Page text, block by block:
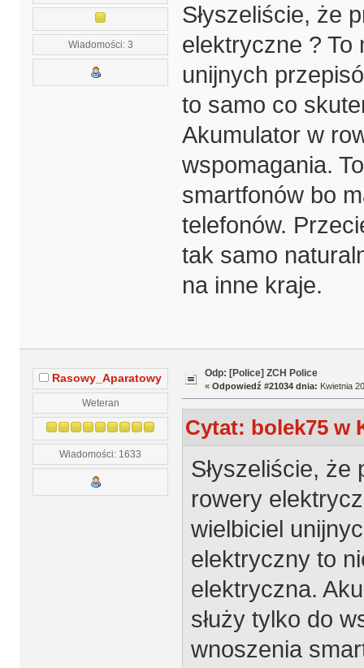
Wiadomości: 3
Słyszeliście, że
elektryczne ? To
unijnych
to samo co
Akumulator w
wspomagania.
smartfonów bo
telefonów.
tak samo
na inne kraje.
Rasowy_Aparatowy
Weteran
Wiadomości: 1633
Odp: [Police] ZCH Police
« Odpowiedź #21034 dnia: Kwietnia
Cytat: bolek75 w
Słyszeliście, że
rowery
wielbiciel
elektryczny to
elektryczna.
służy tylko do
wnoszenia